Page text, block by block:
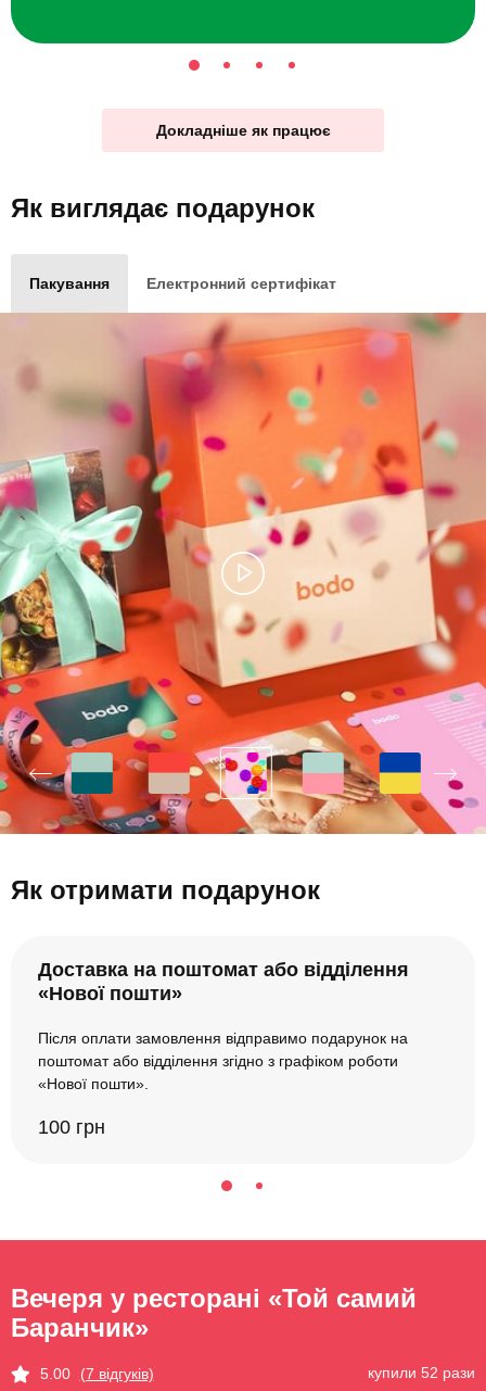
Докладніше як працює
Як виглядає подарунок
Пакування Електронний сертифікат
Як отримати подарунок
Доставка на поштомат або відділення
«Нової пошти»
Після оплати замовлення відправимо подарунок на
поштомат або відділення згідно з графіком роботи
«Нової пошти».
100 грн
Вечеря у ресторані «Той самий
Баранчик»
5.00 (7 відгуків) купили 52 рази